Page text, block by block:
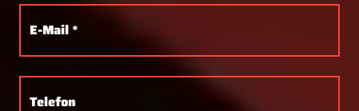
E-Mail *
Telefon